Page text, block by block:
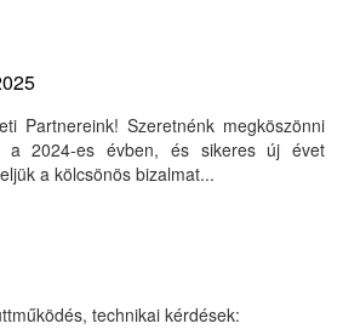
Partnereink! Szeretnénk megköszönni
a 2024-es évben, és sikeres új évet
a kölcsönös bizalmat...
technikai kérdések: